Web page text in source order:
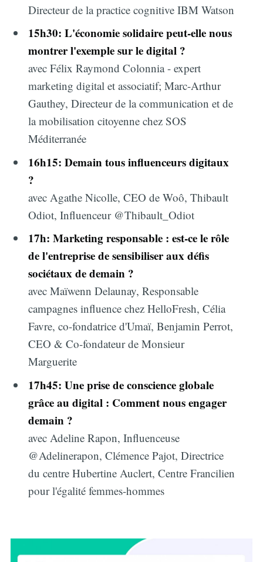
Directeur de la practice cognitive IBM Watson
15h30: L'économie solidaire peut-elle nous
montrer l'exemple sur le digital ?
avec Félix Raymond Colonnia - expert
marketing digital et associatif; Marc-Arthur
Gauthey, Directeur de la communication et de
la mobilisation citoyenne chez SOS
Méditerranée
16h15: Demain tous influenceurs digitaux
?
avec Agathe Nicolle, CEO de Woô, Thibault
Odiot, Influenceur @Thibault_Odiot
17h: Marketing responsable : est-ce le rôle
de l'entreprise de sensibiliser aux défis
sociétaux de demain ?
avec Maïwenn Delaunay, Responsable
campagnes influence chez HelloFresh, Célia
Favre, co-fondatrice d'Umaï, Benjamin Perrot,
CEO & Co-fondateur de Monsieur
Marguerite
17h45: Une prise de conscience globale
grâce au digital : Comment nous engager
demain ?
avec Adeline Rapon, Influenceuse
@Adelinerapon, Clémence Pajot, Directrice
du centre Hubertine Auclert, Centre Francilien
pour l'égalité femmes-hommes